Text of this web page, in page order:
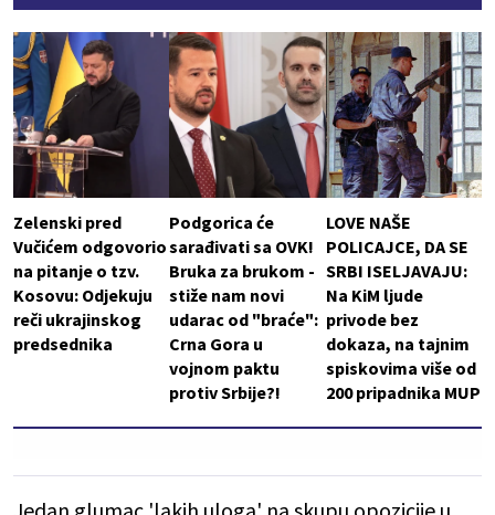
Zelenski pred
Vučićem odgovorio
na pitanje o tzv.
Kosovu: Odjekuju
reči ukrajinskog
predsednika
Podgorica će
sarađivati sa OVK!
Bruka za brukom -
stiže nam novi
udarac od "braće":
Crna Gora u
vojnom paktu
protiv Srbije?!
LOVE NAŠE
POLICAJCE, DA SE
SRBI ISELJAVAJU:
Na KiM ljude
privode bez
dokaza, na tajnim
spiskovima više od
200 pripadnika MUP